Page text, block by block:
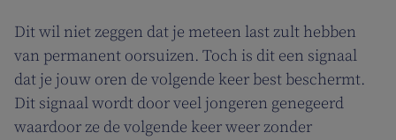
Dit wil niet zeggen dat je meteen last zult hebben
van permanent oorsuizen. Toch is dit een signaal
dat je jouw oren de volgende keer best beschermt.
Dit signaal wordt door veel jongeren genegeerd
waardoor ze de volgende keer weer zonder